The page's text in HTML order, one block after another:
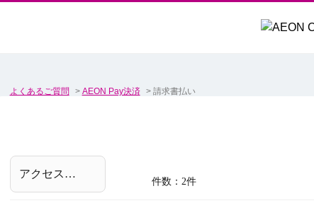
よくあるご質問 > AEON Pay決済 > 請求書払い
件数：2件